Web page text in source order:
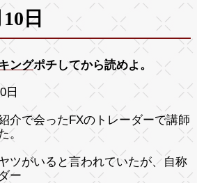
日
ングポチしてから読めよ。
介で会ったFXのトレーダーで講師
。
ツがいると言われていたが、自称
ー